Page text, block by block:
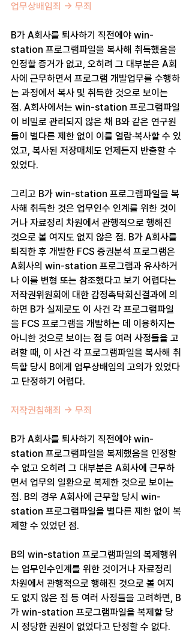
업무상배임죄 -> 무죄
B가 A회사를 퇴사하기 직전에야 win-
station 프로그램파일을 복사해 취득했음을
인정할 증거가 없고, 오히려 그 대부분은 A회
사에 근무하면서 프로그램 개발업무를 수행하
는 과정에서 복사 및 취득한 것으로 보이는
점. A회사에서는 win-station 프로그램파일
이 비밀로 관리되지 않은 채 B와 같은 연구원
들이 별다른 제한 없이 이를 열람·복사할 수 있
었고, 복사된 저장매체도 언제든지 반출할 수
있었다.
그리고 B가 win-station 프로그램파일을 복
사해 취득한 것은 업무인수 인계를 위한 것이
거나 자료정리 차원에서 관행적으로 행해진
것으로 볼 여지도 없지 않은 점. B가 A회사를
퇴직한 후 개발한 FCS 증권분석 프로그램은
A회사의 win-station 프로그램과 유사하거
나 이를 변형 또는 참조했다고 보기 어렵다는
저작권위원회에 대한 감정촉탁회신결과에 의
하면 B가 실제로도 이 사건 각 프로그램파일
을 FCS 프로그램을 개발하는 데 이용하지는
아니한 것으로 보이는 점 등 여러 사정들을 고
려할 때, 이 사건 각 프로그램파일을 복사해 취
득할 당시 B에게 업무상배임의 고의가 있었다
고 단정하기 어렵다.
저작권침해죄 -> 무죄
B가 A회사를 퇴사하기 직전에야 win-
station 프로그램파일을 복제했음을 인정할
수 없고 오히려 그 대부분은 A회사에 근무하
면서 업무의 일환으로 복제한 것으로 보이는
점. B의 경우 A회사에 근무할 당시 win-
station 프로그램파일을 별다른 제한 없이 복
제할 수 있었던 점.
B의 win-station 프로그램파일의 복제행위
는 업무인수인계를 위한 것이거나 자료정리
차원에서 관행적으로 행해진 것으로 볼 여지
도 없지 않은 점 등 여러 사정들을 고려하면, B
가 win-station 프로그램파일을 복제할 당
시 정당한 권원이 없었다고 단정할 수 없다.